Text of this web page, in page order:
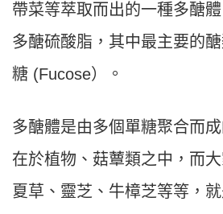
帶菜等萃取而出的一種多醣
多醣硫酸脂，其中最主要的
糖 (Fucose）。
多醣體是由多個單糖聚合而
在於植物、菇蕈類之中，而
夏草、靈芝、牛樟芝等等，